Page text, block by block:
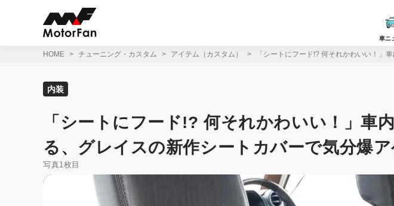
車ニ
HOME チューニング・カスタム アイテム（カスタム） 「シートにフード!? 何それかわいい！」
内装
「シートにフード!? 何それかわいい！」車
る、グレイスの新作シートカバーで気分爆
写真1枚目